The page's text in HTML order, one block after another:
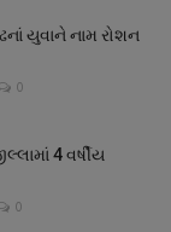
યુવાને નામ રોશન
0
4 વર્ષીય
0